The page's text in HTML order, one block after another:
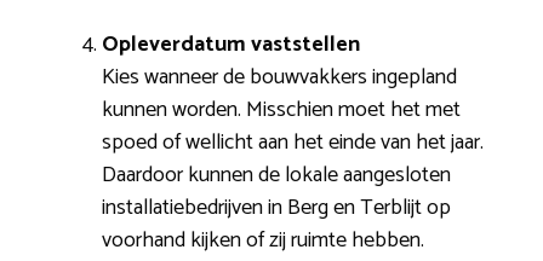
Opleverdatum vaststellen
Kies wanneer de bouwvakkers ingepland
kunnen worden. Misschien moet het met
spoed of wellicht aan het einde van het jaar.
Daardoor kunnen de lokale aangesloten
installatiebedrijven in Berg en Terblijt op
voorhand kijken of zij ruimte hebben.